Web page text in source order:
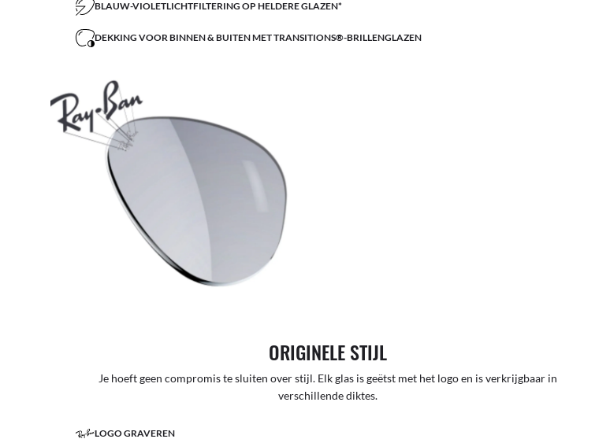
BLAUW-VIOLETLICHTFILTERING OP HELDERE GLAZEN*
DEKKING VOOR BINNEN & BUITEN MET TRANSITIONS®-BRILLENGLAZEN
ORIGINELE STIJL
Je hoeft geen compromis te sluiten over stijl. Elk glas is geëtst met het logo en is verkrijgbaar in
verschillende diktes.
LOGO GRAVEREN